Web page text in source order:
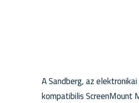
A Sandberg, az
kompatibilis ScreenMount